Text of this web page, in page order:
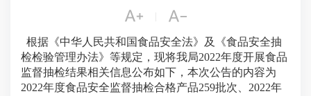
 
根据《中华人民共和国食品安全法》及《食品安全抽
检检验管理办法》等规定，现将我局2022年度开展食品
监督抽检结果相关信息公布如下，本次公告的内容为
2022年度食品安全监督抽检合格产品259批次、2022年